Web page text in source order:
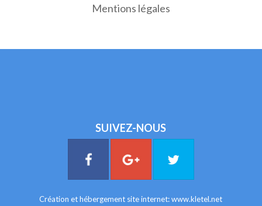
Mentions légales
SUIVEZ-NOUS
Création et hébergement site internet:www.kletel.net